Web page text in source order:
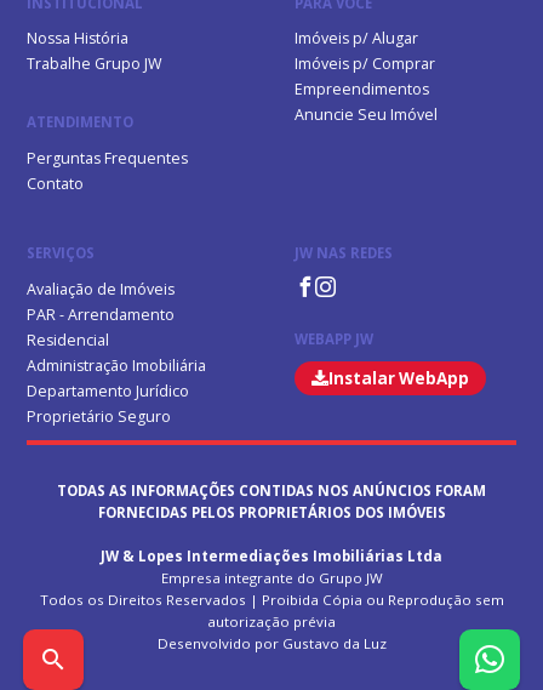
Nossa História
Trabalhe Grupo JW
ATENDIMENTO
Perguntas Frequentes
Contato
Imóveis p/ Alugar
Imóveis p/ Comprar
Empreendimentos
Anuncie Seu Imóvel
SERVIÇOS
Avaliação de Imóveis
PAR - Arrendamento
Residencial
Administração Imobiliária
Departamento Jurídico
Proprietário Seguro
JW NAS REDES
WEBAPP JW
Instalar WebApp
TODAS AS INFORMAÇÕES CONTIDAS NOS ANÚNCIOS FORAM
FORNECIDAS PELOS PROPRIETÁRIOS DOS IMÓVEIS
JW & Lopes Intermediações Imobiliárias Ltda
Empresa integrante do Grupo JW
Todos os Direitos Reservados | Proibida Cópia ou Reprodução sem
autorização prévia
Desenvolvido por Gustavo da Luz